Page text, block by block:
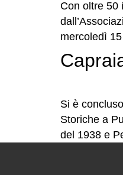
Con oltre 50
mercoledì
Si è
Storiche a
del 1938 e